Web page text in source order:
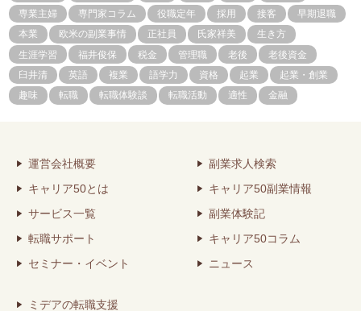
専業主婦
専門家コラム 役職定年 採用 接客
早期退職
本業
欧米の副業事情 正社員 氏家祥美
生き方
生涯学習
福井俊保 税金 管理職 老後
老後資金
臼井清
英語 複業 語学力 資格 起業
起業・創業
趣味
転職 転職体験談 転職活動 適性 金融
運営会社概要
キャリア50とは
サービス一覧
転職サポート
セミナー・イベント
副業求人検索
キャリア50副業情報
副業体験記
キャリア50コラム
ニュース
ミデアの転職支援